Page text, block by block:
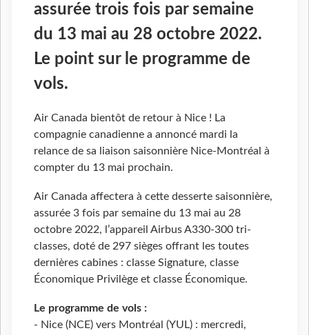
assurée trois fois par semaine
du 13 mai au 28 octobre 2022.
Le point sur le programme de
vols.
Air Canada bientôt de retour à Nice ! La
compagnie canadienne a annoncé mardi la
relance de sa liaison saisonnière Nice-Montréal à
compter du 13 mai prochain.
Air Canada affectera à cette desserte saisonnière,
assurée 3 fois par semaine du 13 mai au 28
octobre 2022, l’appareil Airbus A330-300 tri-
classes, doté de 297 sièges offrant les toutes
dernières cabines : classe Signature, classe
Économique Privilège et classe Économique.
Le programme de vols :
- Nice (NCE) vers Montréal (YUL) : mercredi,